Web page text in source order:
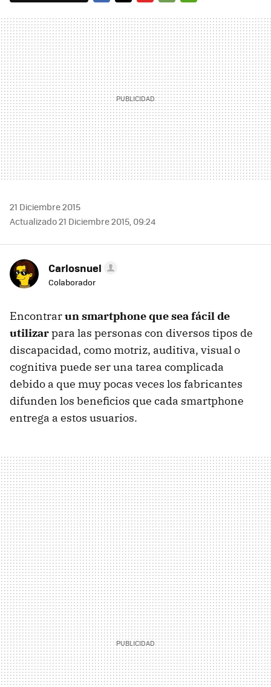
MAIL
21 Diciembre 2015
Actualizado 21 Diciembre 2015, 09:24
Carlosnuel
Colaborador
Encontrarun smartphone que sea fácil de
utilizarpara las personas con diversos tipos de
discapacidad, como motriz, auditiva, visual o
cognitiva puede ser una tarea complicada
debido a que muy pocas veces los fabricantes
difunden los beneficios que cada smartphone
entrega a estos usuarios.